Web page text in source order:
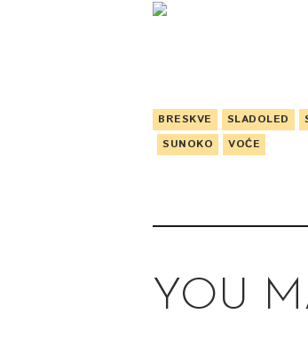
BRESKVE SLADOLED
SUNOKO
VOĆE
YOU